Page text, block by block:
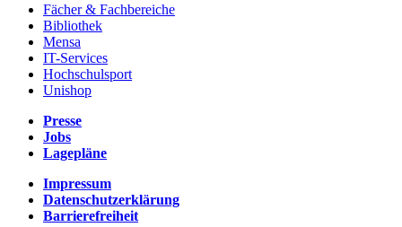
Fächer & Fachbereiche
Bibliothek
Mensa
IT-Services
Hochschulsport
Unishop
Presse
Jobs
Lagepläne
Impressum
Datenschutzerklärung
Barrierefreiheit